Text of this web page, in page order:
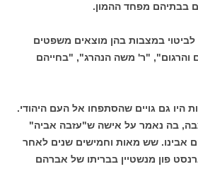
בבתיהם מפחד ההמון.
לביטוי במצבות בהן מוצאים משפטים
והרגום", "ר' משה הנהרג", "בחייהם
היו גם גויים שהסתפחו אל העם היהודי.
בה נאמר על אישה ש"עזבה אביה"
אבינו. שש מאות וחמישים שנים לאחר
פון מנשטיין בבריתו של אברהם